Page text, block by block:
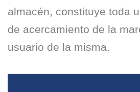
almacén, constituye toda
de acercamiento de la
usuario de la misma.